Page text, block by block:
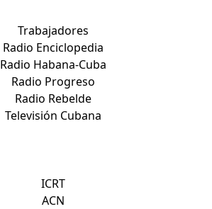
Trabajadores
Radio Enciclopedia
Radio Habana-Cuba
Radio Progreso
Radio Rebelde
Televisión Cubana
ICRT
ACN